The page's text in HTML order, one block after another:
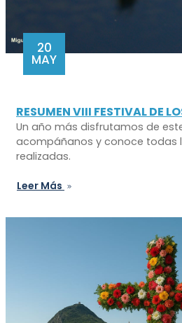
20
MAY
RESUMEN VIII FESTIVAL DE
Un año más disfrutamos de
acompáñanos y conoce todas
realizadas.
Leer Más